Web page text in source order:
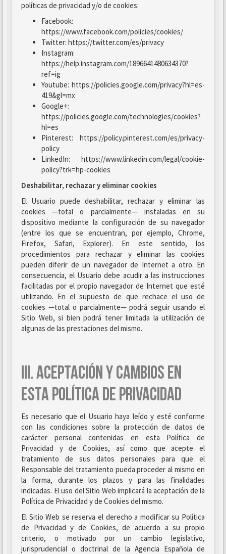
políticas de privacidad y/o de cookies:
Facebook:
https://www.facebook.com/policies/cookies/
Twitter: https://twitter.com/es/privacy
Instagram:
https://help.instagram.com/1896641480634370?
ref=ig
Youtube: https://policies.google.com/privacy?hl=es-
419&gl=mx
Google+:
https://policies.google.com/technologies/cookies?
hl=es
Pinterest: https://policy.pinterest.com/es/privacy-
policy
LinkedIn: https://www.linkedin.com/legal/cookie-
policy?trk=hp-cookies
Deshabilitar, rechazar y eliminar cookies
El Usuario puede deshabilitar, rechazar y eliminar las
cookies —total o parcialmente— instaladas en su
dispositivo mediante la configuración de su navegador
(entre los que se encuentran, por ejemplo, Chrome,
Firefox, Safari, Explorer). En este sentido, los
procedimientos para rechazar y eliminar las cookies
pueden diferir de un navegador de Internet a otro. En
consecuencia, el Usuario debe acudir a las instrucciones
facilitadas por el propio navegador de Internet que esté
utilizando. En el supuesto de que rechace el uso de
cookies —total o parcialmente— podrá seguir usando el
Sitio Web, si bien podrá tener limitada la utilización de
algunas de las prestaciones del mismo.
III. ACEPTACIÓN Y CAMBIOS EN
ESTA POLÍTICA DE PRIVACIDAD
Es necesario que el Usuario haya leído y esté conforme
con las condiciones sobre la protección de datos de
carácter personal contenidas en esta Política de
Privacidad y de Cookies, así como que acepte el
tratamiento de sus datos personales para que el
Responsable del tratamiento pueda proceder al mismo en
la forma, durante los plazos y para las finalidades
indicadas. El uso del Sitio Web implicará la aceptación de la
Política de Privacidad y de Cookies del mismo.
El Sitio Web se reserva el derecho a modificar su Política
de Privacidad y de Cookies, de acuerdo a su propio
criterio, o motivado por un cambio legislativo,
jurisprudencial o doctrinal de la Agencia Española de